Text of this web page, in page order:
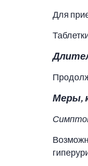
Для
Меры,